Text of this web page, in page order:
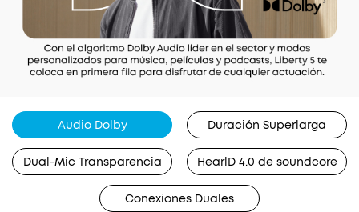
Audio Dolby Duración Superlarga
Dual-Mic Transparencia HearlD 4.0 de soundcore
Conexiones Duales